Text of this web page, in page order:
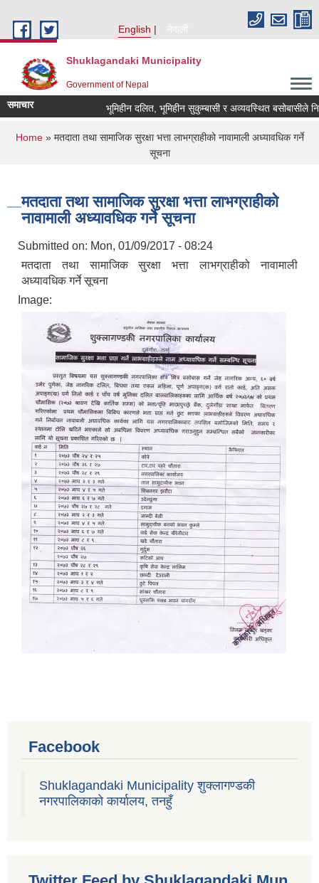
English
नेपाली
Shuklagandaki Municipality
Government of Nepal
समाचार भूमिहीन दलित, भूमिहीन सुकुम्बासी र अव्यवस्थित बसोबासीले
You are here
Home» मतदाता तथा सामाजिक सुरक्षा भत्ता लाभग्राहीको नावामाली अध्यावधिक गर्ने
सूचना
मतदाता तथा सामाजिक सुरक्षा भत्ता लाभग्राहीको
नावामाली अध्यावधिक गर्ने सूचना
Submitted on: Mon, 01/09/2017 - 08:24
मतदाता तथा सामाजिक सुरक्षा भत्ता लाभग्राहीको नावामाली
अध्यावधिक गर्ने सूचना
Image:
Facebook
Shuklagandaki Municipality शुक्लागण्डकी
नगरपालिकाको कार्यालय, तनहुँ